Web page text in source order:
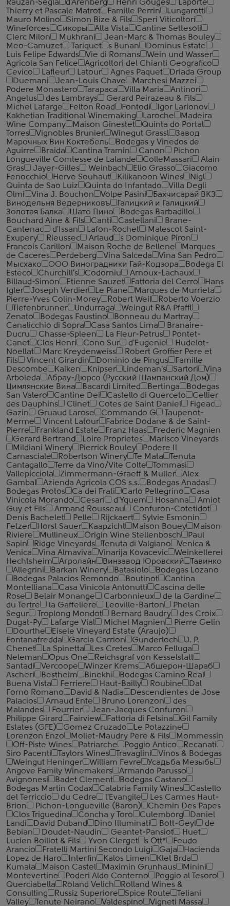
Rauzan-Segla
d'Arenberg Henri Gouges
Laporte
Thierry et Pascale Matrot
Famille Perrin
Lungarotti
Mauro Molino
Simon Bize & Fils
Speri Viticoltori
Wineforces
Сикоры Alta Vista
Cantine Settesoli
Clerc Milon
Mukhrani
Jean-Marc & Thomas Bouley
Meo-Camuzet
Tariquet s Bunan
Dominus Estate
Luis Felipe Edwards
Vie di Romans
Wein und Wasser
Agricola San Felice
Agricoltori del Chianti Geografico
Cevico
Lafleur Latour Agnes Paquet
Driada Group
Duemani
Jean-Louis Chave
Marchesi Mazzei
Podere Monastero
Tarapaca Villa Maria
Antinori
Angelus
des Lambrays
Gerard Peirazeau & Fils
Michel Lafarge
Felton Road Fontodi
Igor Larionov
Kakhetian Traditional Winemaking
Laroche
Madeira
Wine Company
Maison Ginestet
Quinta do Portal
Torres
Vignobles Brunier Winegut Grassl
Завод
Марочных Вин Коктебель
Bodegas y Vinedos de
Aguirre
Braida Cantina Tramin Canon
Pichon
Longueville Comtesse de Lalande
ColleMassari
Alain
Gras
Jayer-Gilles Weinbach Elio Grasso
Giacomo
Fenocchio
Herve Souhaut Kilikanoon Wines
Nigl
Quinta de Sao Luiz
Quinta do Infantado
Villa Degli
Olmi
Vina J. Bouchon Volpe Pasini
Бахчисарай ВКЗ
Винодельня Ведерниковъ
Галицкий и Галицкий
Золотая Балка
Шато Пино
Bodegas Barbadillo
Bouchard Aine & Fils
Canti Castellani
Brane-
Cantenac
d'Issan Lafon-Rochet
Malescot Saint-
Exupery
Rieussec Arlaud
s Dominique Piron
Francois Carillon
Maison Roche de Bellene
Marques
de Caceres
Perdeberg Vina Salceda
Vina San Pedro
Мысхако
ООО Виноградники Гай-Кодзора
Bodega El
Esteco
Churchill's Codorniu
Arnoux-Lachaux
Billaud-Simon
Etienne Sauzet Fattoria del Cerro
Hans
Igler
Joseph Verdier Le Piane
Marques de Murrieta
Pierre-Yves Colin-Morey
Robert Weil
Roberto Voerzio
Tiefenbrunner
Undurraga
Weingut R&A Pfaffl
Zenato
Bodegas Faustino
Bonneau du Martray
Canalicchio di Sopra
Casa Santos Lima
Branaire-
Ducru
Chasse-Spleen La Fleur-Petrus
Pontet-
Canet
Clos Henri Cono Sur d'Eugenie
Hudelot-
Noellat
Marc Kreydenweiss
Robert Groffier Pere et
Fils
Vincent Girardin Dominio de Pingus
Famille
Descombe
Kaiken Knipser Lindeman's Sartori
Vina
Arboleda
Абрау-Дюрсо (Русский Шампанский Дом)
Цимлянские Вина
Bacardi Limited Bertinga
Bodegas
San Valero
Cantine Dei Castello di Querceto
Cellier
des Dauphins
Clinet Cotes de Saint Daniel
Figeac
Gazin
Gruaud Larose Commando G
Taupenot-
Merme
Vincent Latour
Fabrice Dodane & de Saint-
Pierre
Frankland Estate Franz Haas
Frederic Magnien
Gerard Bertrand
Loire Proprietes
Marisco Vineyards
Mildiani Winery
Pierrick Bouley
Podere Il
Carnasciale
Robertson Winery Te Mata
Tenuta
Cantagallo
Terre da Vino/Vite Colte
Tommasi
Vallepicciola
Zimmermann-Graeff & Muller
Alex
Gambal
Azienda Agricola COS s.s.
Bodegas Anadas
Bodegas Protos
Ca dei Frati Carlo Pellegrino
Casa
Vinicola Morando
Cesari d'Yquem Hosanna
Amiot
Guy et Fils
Armand Rousseau
Confuron-Cotetidot
Denis Bachelet
Pelle Rijckaert
Sylvie Esmonin
Fetzer
Horst Sauer Kaapzicht Maison Bouey
Maison
Riviere
Mullineux Origin Wine Stellenbosch
Paul
Sapin
Ridge Vineyards Tenuta di Valgiano
Venica &
Venica
Vina Almaviva Vinarija Kovacevic
Weinkellerei
Hechtsheim
Агролайн Винзавод Юровский
Тавинко
Allegrini
Barkan Winery Batasiolo
Bodegas Lozano
Bodegas Palacios Remondo
Boutinot
Cantina
Montelliana
Casa Vinicola Antonutti
Cascina delle
Rose
Belair Monange Carbonnieux
de la Gardine
du Tertre
la Gaffeliere Leoville-Barton
Phelan
Segur
Troplong Mondot Bernard Baudry
des Croix
Dugat-Py
Lafarge Vial Michel Magnien
Pierre Gelin
Dourthe
Eisele Vineyard Estate (Araujo)
Fontanafredda
Garcia Carrion Gunderloch
J. P.
Chenet
La Spinetta Les Cretes
Marco Felluga
Neleman
Opus One
Reichsgraf von Kesselstatt
Santadi
Vercoope Winzer Krems
Абшерон-Шараб
Ascheri
Bestheim Binekhi
Bodegas Camino Real
Buena Vista
Ferriere Haut-Bailly Roubine
Dal
Forno Romano
David & Nadia
Descendientes de Jose
Palacios
Arnaud Ente Bruno Lorenzon
des
Malandes
Fourrier
Jean-Jacques Confuron
Philippe Girard
Fairview Fattoria di Felsina
Gil Family
Estates (GFE)
Gomez Cruzado
Le Potazzine
Lorenzon Enzo
Mollet-Maudry Pere & Fils
Mommessin
Off-Piste Wines
Patriarche Poggio Antico
Recanati
Siro Pacenti
Taylors Wines Travaglini
Vinos & Bodegas
Weingut Heninger
William Fevre
Усадьба Мезыбь
Angove Family Winemakers
Armando Parusso
Avignonesi
Badet Clement
Bodegas Castano
Bodegas Martin Codax
Calabria Family Wines
Castello
del Terriccio
du Cedre l'Evangile
Les Carmes Haut-
Brion
Pichon-Longueville (Baron)
Chemin Des Papes
Clos Triguedina
Concha y Toro Culemborg
Daniel
Landi
David Duband Dino Illuminati Bott-Geyl
de
Bebian
Doudet-Naudin Geantet-Pansiot
Huet
Lucien Boillot & Fils
Yvon Clerget s Ott*
Feudo
Arancio
Fratelli Martini Secondo Luigi Gaja
Hacienda
Lopez de Haro
Interfin Kalos Limen
Klet Brda
Kumala
Maison Castel Maximin Grunhaus
Minini
Montevertine
Poderi Aldo Conterno
Poggio al Tesoro
Querciabella
Roland Velich
Rolland Wines &
Consulting
Russiz Superiore Spice Route
Teliani
Valley
Tenute Neirano Valdespino Vigneti Massa